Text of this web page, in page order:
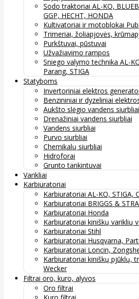
Sodo traktoriai AL-KO,
GGP, HECHT, HONDA
Kultivatoriai ir motoblokai
Trimeriai, žoliapjovės,
Purkštuvai, pūstuvai
Užvažiavimo rampos
Sniego valymo technika AL-
Parang, STIGA
Statyboms
Invertoriniai elektros
Benzininiai ir dyzeliniai
Aukšto slėgio vandens siurbliai
Drenažiniai vandens siurbliai
Vandens siurbliai
Purvo siurbliai
Chemikalų siurbliai
Hidroforai
Grunto tankintuvai
Varikliai
Karbiuratoriai
Karbiuratoriai AL-KO, STIGA,
Karbiuratoriai BRIGGS &
Karbiuratoriai Honda
Karbiuratoriai kiniškų variklių
Karbiuratoriai Stihl
Karbiuratoriai Husqvarna,
Karbiuratoriai Loncin,
Karbiuratoriai kiniškų pjūklų,
Wecker
Filtrai oro, kuro, alyvos
Oro filtrai
Kuro filtrai